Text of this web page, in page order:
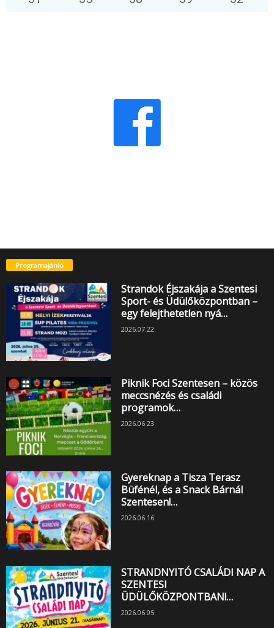
Programajánló
Strandok Éjszakája a Szentesi
Sport- és Üdülőközpontban –
egy felejthetetlen nyá…
2026.07.22.
Piknik Foci Szentesen – közös
meccsnézés és családi
programok…
2026.06.23.
Gyereknap a Tisza Terasz
Büfénél, és a Snack Bárnál
Szentesen!…
2026.06.16.
STRANDNYITÓ CSALÁDI NAP A
SZENTESI
ÜDÜLŐKÖZPONTBAN!…
2026.06.05.